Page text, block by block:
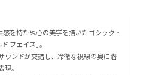
を持たぬ心の美学を描いたゴシック・
フェイス」。
ウンドが交錯し、冷徹な視線の奥に潜
現。